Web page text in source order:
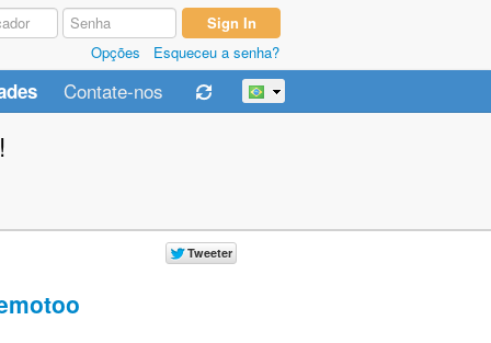
Opções Esqueceu a senha?
Contate-nos